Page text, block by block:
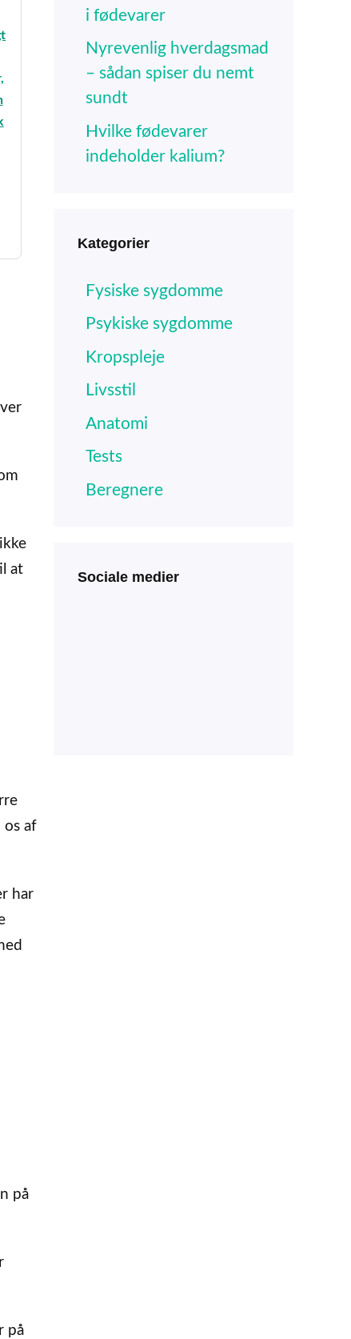
at
os af
har
på
på
i fødevarer
Nyrevenlig hverdagsmad
– sådan spiser du nemt
sundt
Hvilke fødevarer
indeholder kalium?
Kategorier
Fysiske sygdomme
Psykiske sygdomme
Kropspleje
Livsstil
Anatomi
Tests
Beregnere
Sociale medier